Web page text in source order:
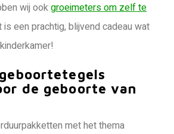
wij ookgroeimeters om zelf te
is een prachtig, blijvend cadeau wat
de geboorte van
met het thema